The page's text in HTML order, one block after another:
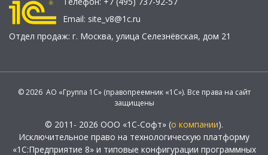
Email: site_v8@1c.ru
Отдел продаж: г. Москва, улица Селезнёвская, дом 21
© 2026 АО «Группа 1С» (правопреемник «1С»). Все права на сайт
защищены
© 2011- 2026 ООО «1С-Софт» (о компании).
Исключительное право на технологическую платформу
«1С:Предприятие 8» и типовые конфигурации программных